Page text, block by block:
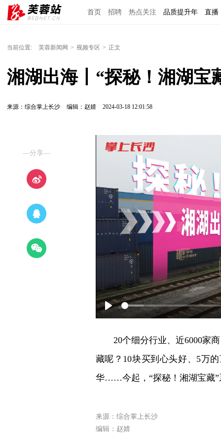
首页 招聘 热点关注 品质提升年 直播
当前位置: 芙蓉新闻网 > 视频专区 > 正文
湘湖出海丨“探秘！湘湖宝
来源：综合掌上长沙 编辑：赵婧 2024-03-18 12:01:58
—分享—
Play
20个细分行业、近6000家
藏呢？10块买到心头好、5万
华……今起，“探秘！湘湖宝藏”
来源：综合掌上长沙
编辑：赵婧